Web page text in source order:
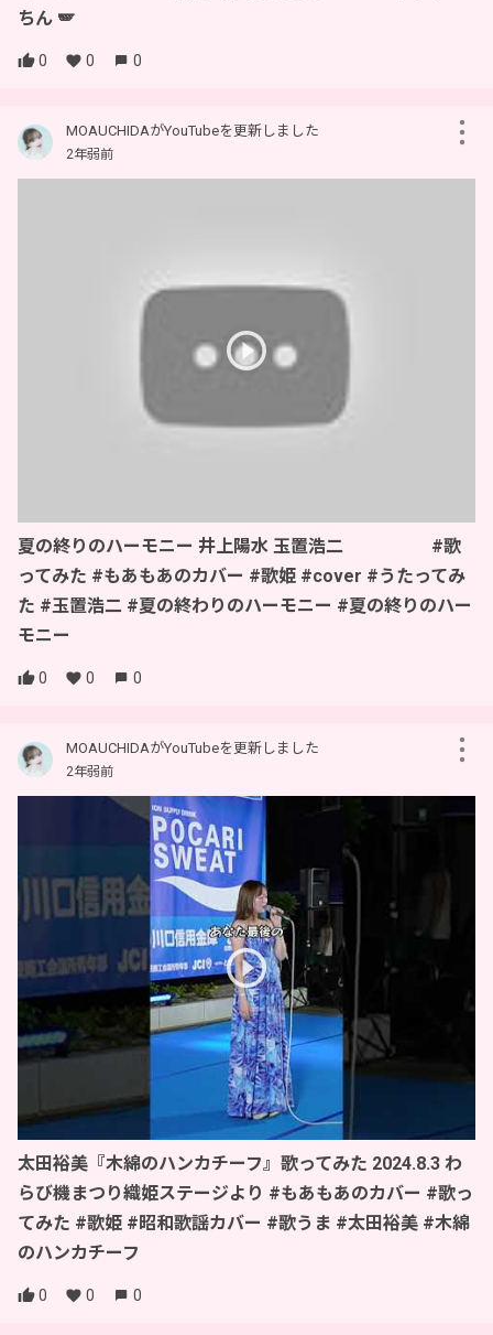
ちん 🪽
0 0 0
MOAUCHIDAがYouTubeを更新しました
2年弱前
夏の終りのハーモニー 井上陽水 玉置浩二 #歌
ってみた #もあもあのカバー #歌姫 #cover #うたってみ
た #玉置浩二 #夏の終わりのハーモニー #夏の終りのハー
モニー
0 0 0
MOAUCHIDAがYouTubeを更新しました
2年弱前
太田裕美『木綿のハンカチーフ』歌ってみた 2024.8.3 わ
らび機まつり織姫ステージより #もあもあのカバー #歌っ
てみた #歌姫 #昭和歌謡カバー #歌うま #太田裕美 #木綿
のハンカチーフ
0 0 0